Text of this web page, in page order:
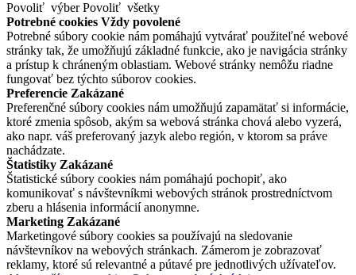
Povoliť výberPovoliť všetky
Potrebné cookies Vždy povolené
Potrebné súbory cookie nám pomáhajú vytvárať použiteľné webové
stránky tak, že umožňujú základné funkcie, ako je navigácia stránky
a prístup k chráneným oblastiam. Webové stránky nemôžu riadne
fungovať bez týchto súborov cookies.
Preferencie Zakázané
Preferenčné súbory cookies nám umožňujú zapamätať si informácie,
ktoré zmenia spôsob, akým sa webová stránka chová alebo vyzerá,
ako napr. váš preferovaný jazyk alebo región, v ktorom sa práve
nachádzate.
Štatistiky Zakázané
Štatistické súbory cookies nám pomáhajú pochopiť, ako
komunikovať s návštevníkmi webových stránok prostredníctvom
zberu a hlásenia informácií anonymne.
Marketing Zakázané
Marketingové súbory cookies sa používajú na sledovanie
návštevníkov na webových stránkach. Zámerom je zobrazovať
reklamy, ktoré sú relevantné a pútavé pre jednotlivých užívateľov.